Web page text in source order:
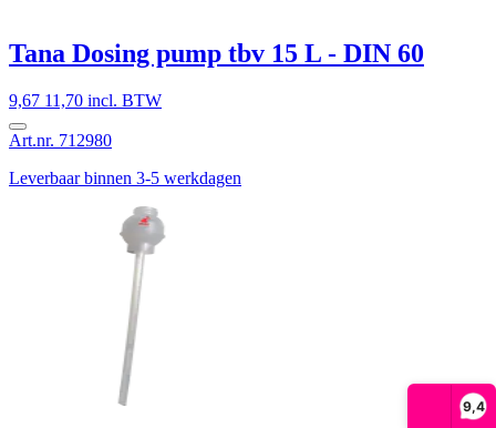
9,4
Tana Dosing pump tbv 15 L - DIN 60
9,67 11,70 incl. BTW
Art.nr. 712980
Leverbaar binnen 3-5 werkdagen